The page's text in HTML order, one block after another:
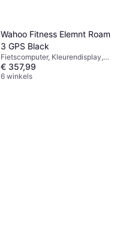
Wahoo Fitness Elemnt Roam
3 GPS Black
Fietscomputer, Kleurendisplay,
Touchscreen, ANT+
€ 357,99
6 winkels